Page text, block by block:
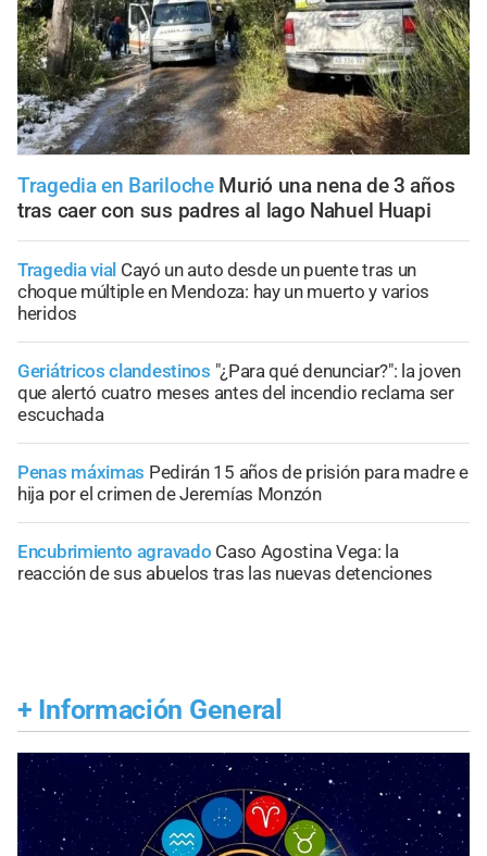
Tragedia en Bariloche Murió una nena de 3 años
tras caer con sus padres al lago Nahuel Huapi
Tragedia vial Cayó un auto desde un puente tras un
choque múltiple en Mendoza: hay un muerto y varios
heridos
Geriátricos clandestinos "¿Para qué denunciar?": la joven
que alertó cuatro meses antes del incendio reclama ser
escuchada
Penas máximas Pedirán 15 años de prisión para madre e
hija por el crimen de Jeremías Monzón
Encubrimiento agravado Caso Agostina Vega: la
reacción de sus abuelos tras las nuevas detenciones
+ Información General